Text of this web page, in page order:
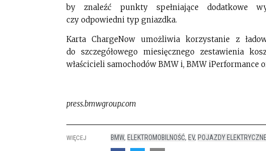
by znaleźć punkty spełniające dodatkowe
czy odpowiedni typ gniazdka.
Karta ChargeNow umożliwia korzystanie z
do szczegółowego miesięcznego zestawienia
właścicieli samochodów BMW i, BMW iPerformance
press.bmwgroup.com
WIĘCEJ BMW, ELEKTROMOBILNOŚĆ, EV, POJAZDY ELEKTRYCZNE